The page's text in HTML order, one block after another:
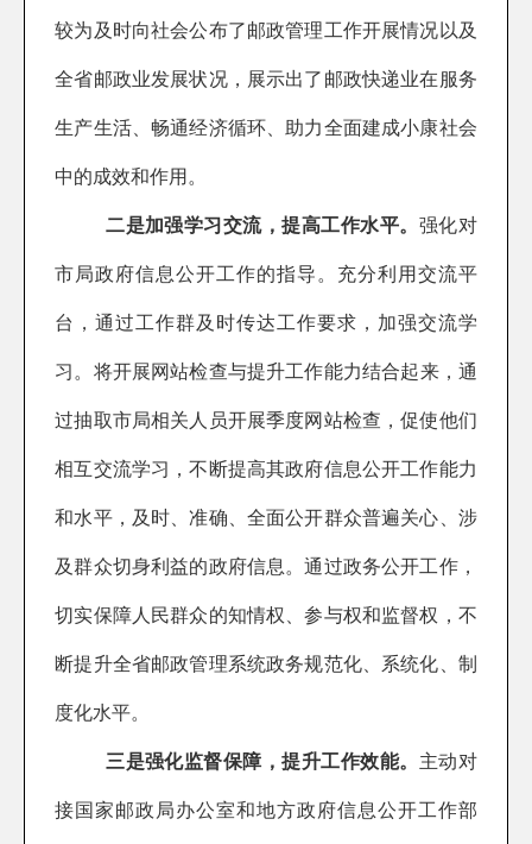
较为及时向社会公布了邮政管理工作开展情况以及
全省邮政业发展状况， 展示出了邮政快递业在服务
生产生活、畅通经济循环、助力全面建成小康社会
中的成效和作用。
二是加强学习交流，提高工作水平。 强化对
市局政府信息公开工作的指导 。充分利用 交流平
台，通过工作群及时传达工作要求， 加强交流学
习。 将开展网站检查与提升工作能力结合起来， 通
过抽取市局相关人员开展季度网站检查，促使他们
相互交流学习，不断提高其政府信息公开工作能力
和水平，及时、准确、全面公开群众普遍关心、涉
及群众切身利益的政府信息。通过政务公开工作，
切实保障人民群众的知情权、参与权和监督权，不
断提升全省邮政管理系统政务规范化、系统化、制
度化水平。
三是强化监督保障 ，提升工作效能。 主动对
接国家邮政局办公室和地方政府信息公开工作部